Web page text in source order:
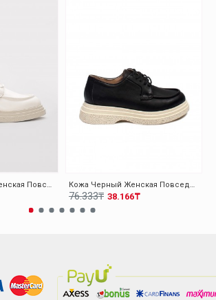
Кожа Молочный Женская Повседневная Обувь 009ZA0151 Кожа Черный Женская Повседневная Обувь 009ZA0151
38.166₸
76.333₸